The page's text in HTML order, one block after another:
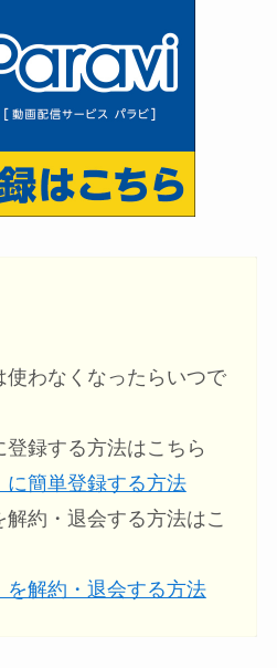
使わなくなったらいつで
録する方法はこちら
に簡単登録する方法
約・退会する方法はこ
を解約・退会する方法